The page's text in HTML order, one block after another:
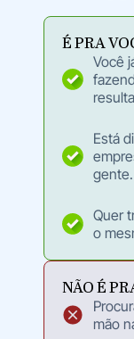
É PRA
Você
Está
gente.
Quer
o
NÃO É
mão